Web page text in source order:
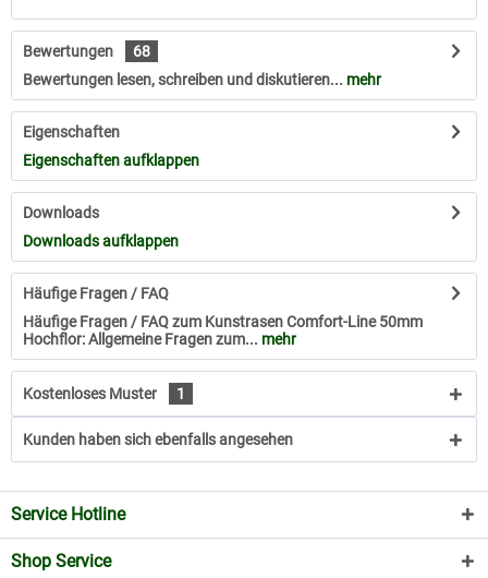
Bewertungen
68
Bewertungen lesen, schreiben und diskutieren... mehr
Eigenschaften
Eigenschaften aufklappen
Downloads
Downloads aufklappen
Häufige Fragen / FAQ
Häufige Fragen / FAQ zum Kunstrasen Comfort-Line 50mm
Hochflor: Allgemeine Fragen zum... mehr
Kostenloses Muster 1
Kunden haben sich ebenfalls angesehen
Service Hotline
Shop Service